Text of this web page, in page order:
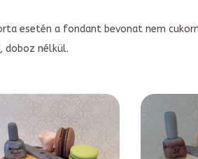
esetén a fondant bevonat nem
doboz nélkül.